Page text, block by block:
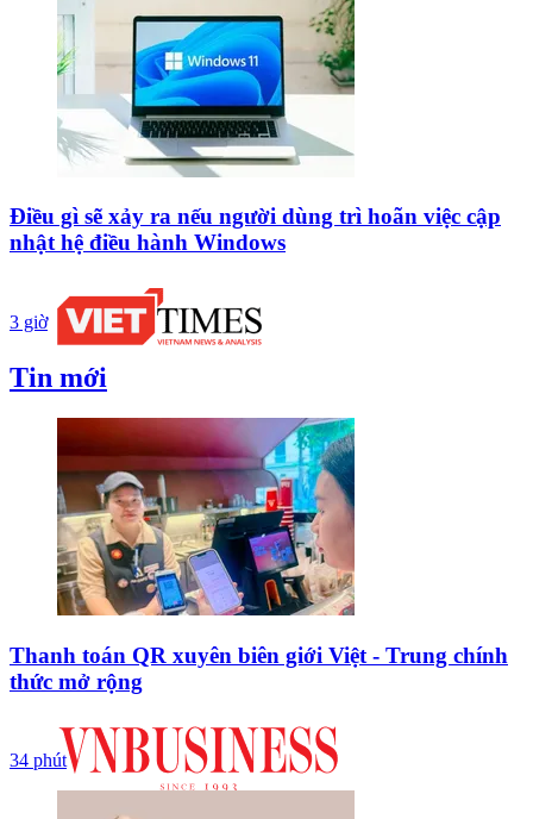
Điều gì sẽ xảy ra nếu người dùng trì hoãn việc cập
nhật hệ điều hành Windows
3 giờ
Tin mới
Thanh toán QR xuyên biên giới Việt - Trung chính
thức mở rộng
34 phút